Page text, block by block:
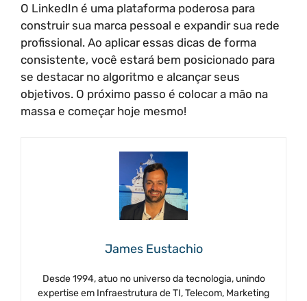
O LinkedIn é uma plataforma poderosa para
construir sua marca pessoal e expandir sua rede
profissional. Ao aplicar essas dicas de forma
consistente, você estará bem posicionado para
se destacar no algoritmo e alcançar seus
objetivos. O próximo passo é colocar a mão na
massa e começar hoje mesmo!
James Eustachio
Desde 1994, atuo no universo da tecnologia, unindo
expertise em Infraestrutura de TI, Telecom, Marketing